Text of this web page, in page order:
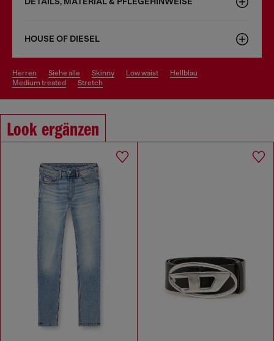
HOUSE OF DIESEL
herren siehe alle skinny low waist
hellblau
medium treated
stretch
Look ergänzen